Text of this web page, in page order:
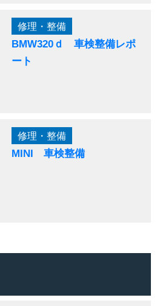
修理・整備
BMW320ｄ 車検整備レポ
ート
修理・整備
MINI 車検整備